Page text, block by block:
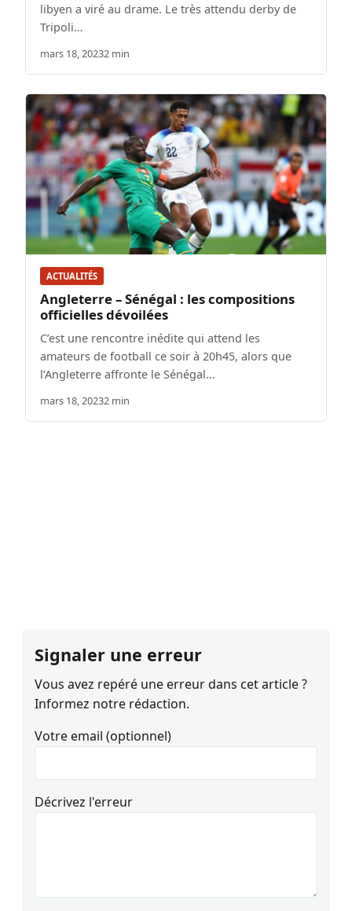
libyen a viré au drame. Le très attendu derby de
Tripoli…
mars 18, 20232 min
ACTUALITÉS
Angleterre – Sénégal : les compositions
officielles dévoilées
C’est une rencontre inédite qui attend les
amateurs de football ce soir à 20h45, alors que
l’Angleterre affronte le Sénégal…
mars 18, 20232 min
Signaler une erreur
Vous avez repéré une erreur dans cet article ?
Informez notre rédaction.
Votre email (optionnel)
Décrivez l'erreur